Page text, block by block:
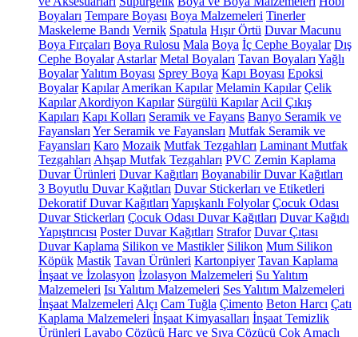
Boyaları Tempare Boyası Boya Malzemeleri Tinerler
Maskeleme Bandı Vernik Spatula Hışır Örtü Duvar Macunu
Boya Fırçaları Boya Rulosu Mala Boya İç Cephe Boyalar Dış
Cephe Boyalar Astarlar Metal Boyaları Tavan Boyaları Yağlı
BoyalarYalıtım Boyası Sprey Boya Kapı Boyası Epoksi
Boyalar Kapılar Amerikan Kapılar Melamin Kapılar Çelik
Kapılar Akordiyon Kapılar Sürgülü Kapılar Acil Çıkış
Kapıları Kapı Kolları Seramik ve Fayans Banyo Seramik ve
Fayansları Yer Seramik ve Fayansları Mutfak Seramik ve
Fayansları Karo Mozaik Mutfak Tezgahları Laminant Mutfak
Tezgahları Ahşap Mutfak Tezgahları PVC Zemin Kaplama
Duvar Ürünleri Duvar Kağıtları Boyanabilir Duvar Kağıtları
3 Boyutlu Duvar Kağıtları Duvar Stickerları ve Etiketleri
Dekoratif Duvar Kağıtları Yapışkanlı Folyolar Çocuk Odası
Duvar Stickerları Çocuk Odası Duvar Kağıtları Duvar Kağıdı
Yapıştırıcısı Poster Duvar Kağıtları Strafor Duvar Çıtası
Duvar Kaplama Silikon ve Mastikler Silikon Mum Silikon
Köpük Mastik Tavan Ürünleri Kartonpiyer Tavan Kaplama
İnşaat ve İzolasyon İzolasyon Malzemeleri Su Yalıtım
Malzemeleri Isı Yalıtım Malzemeleri Ses Yalıtım Malzemeleri
İnşaat Malzemeleri Alçı Cam Tuğla Çimento Beton Harcı Çatı
Kaplama Malzemeleri İnşaat Kimyasalları İnşaat Temizlik
Ürünleri Lavabo Çözücü Harç ve Sıva Çözücü Çok Amaçlı